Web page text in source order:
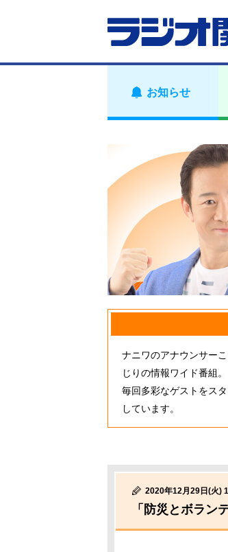
お知らせ
ナニワのアナウンサー
じりの情報ワイド番組。
毎回多彩なゲストをス
しています。
2020年12月29日(火)
「防災とボラン